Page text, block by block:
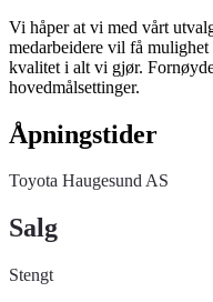
Vi håper at vi med vårt
medarbeidere vil få
kvalitet i alt vi gjør.
hovedmålsettinger.
Åpningstider
Toyota Haugesund AS
Salg
Stengt